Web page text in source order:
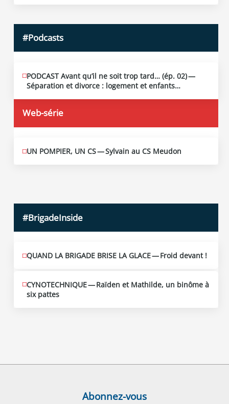
#Podcasts
MAI
13
2026
PODCAST Avant qu’il ne soit trop tard… (ép. 02) —
Séparation et divorce : logement et enfants…
Web-série
MAI
10
UN POMPIER, UN CS — Sylvain au CS Meudon
#BrigadeInside
QUAND LA BRIGADE BRISE LA GLACE — Froid devant !
CYNOTECHNIQUE — Raïden et Mathilde, un binôme à
six pattes
Abonnez-vous